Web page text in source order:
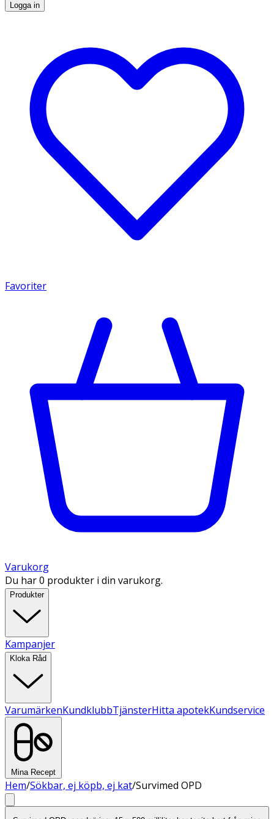
Logga in
Favoriter
Varukorg
Du har 0 produkter i din varukorg.
Produkter
Kampanjer
Kloka Råd
VarumärkenKundklubbTjänsterHitta apotekKundservice
Mina Recept
Hem/Sökbar, ej köpb, ej kat/Survimed OPD